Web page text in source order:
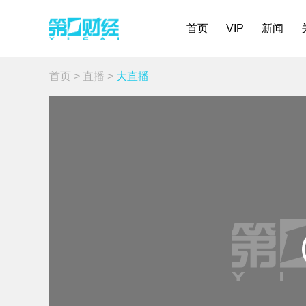
首页 VIP 新闻
首页 > 直播 > 大直播